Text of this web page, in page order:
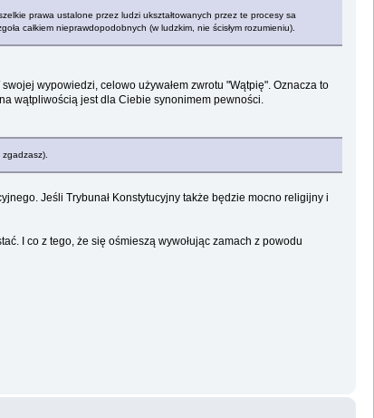
prawa ustalone przez ludzi ukształtowanych przez te procesy sa
całkiem nieprawdopodobnych (w ludzkim, nie ścisłym rozumieniu).
wypowiedzi, celowo używałem zwrotu "Wątpię". Oznacza to
wątpliwością jest dla Ciebie synonimem pewności.
Jeśli Trybunał Konstytucyjny także będzie mocno religijny i
I co z tego, że się ośmieszą wywołując zamach z powodu